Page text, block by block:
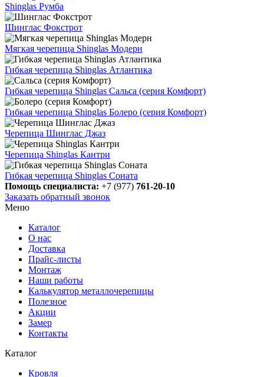
Shinglas Румба
Шинглас Фокстрот
Мягкая черепица Shinglas Модерн
Гибкая черепица Shinglas Атлантика
Гибкая черепица Shinglas Сальса (серия Комфорт)
Гибкая черепица Shinglas Болеро (серия Комфорт)
Черепица Шинглас Джаз
Черепица Shinglas Кантри
Гибкая черепица Shinglas Соната
Помощь специалиста: +7 (977) 761-20-10
Заказать обратный звонок
Меню
Каталог
О нас
Доставка
Прайс-листы
Монтаж
Наши работы
Калькулятор металлочерепицы
Полезное
Акции
Замер
Контакты
Каталог
Кровля